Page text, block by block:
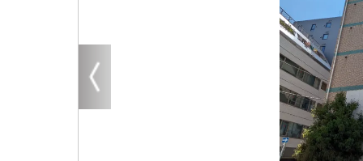
路線から探す
地図から探す